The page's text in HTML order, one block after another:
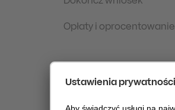
Opłaty i oprocentowanie